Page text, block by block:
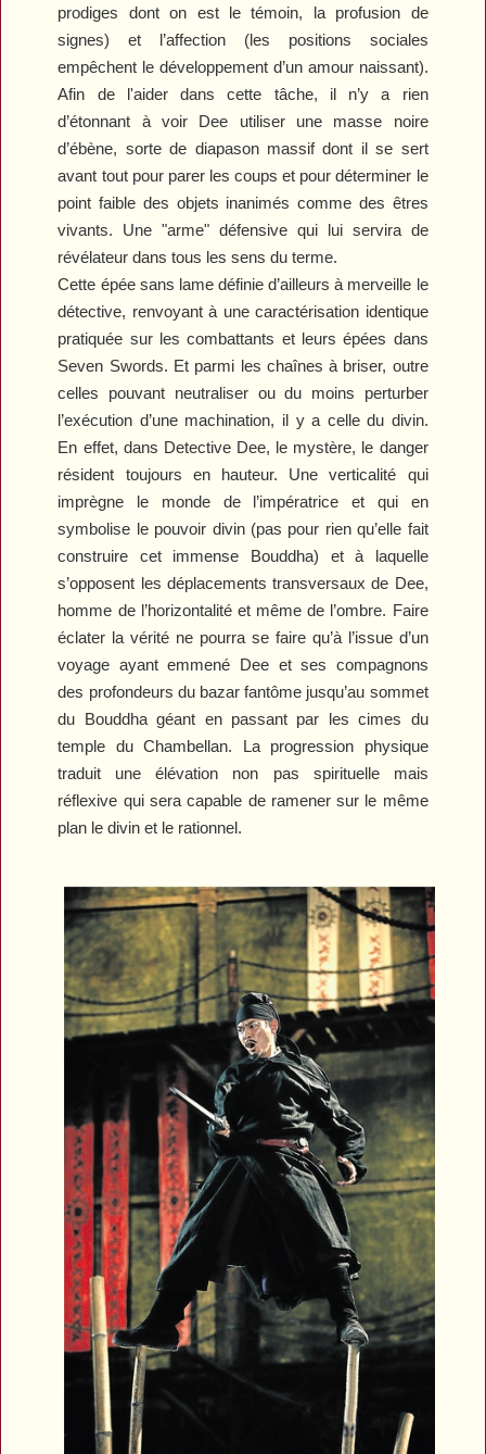
prodiges dont on est le témoin, la profusion de
signes) et l’affection (les positions sociales
empêchent le développement d’un amour naissant).
Afin de l'aider dans cette tâche, il n’y a rien
d’étonnant à voir Dee utiliser une masse noire
d’ébène, sorte de diapason massif dont il se sert
avant tout pour parer les coups et pour déterminer le
point faible des objets inanimés comme des êtres
vivants. Une "arme" défensive qui lui servira de
révélateur dans tous les sens du terme.
Cette épée sans lame définie d’ailleurs à merveille le
détective, renvoyant à une caractérisation identique
pratiquée sur les combattants et leurs épées dans
Seven Swords. Et parmi les chaînes à briser, outre
celles pouvant neutraliser ou du moins perturber
l’exécution d’une machination, il y a celle du divin.
En effet, dans Detective Dee, le mystère, le danger
résident toujours en hauteur. Une verticalité qui
imprègne le monde de l’impératrice et qui en
symbolise le pouvoir divin (pas pour rien qu’elle fait
construire cet immense Bouddha) et à laquelle
s’opposent les déplacements transversaux de Dee,
homme de l’horizontalité et même de l’ombre. Faire
éclater la vérité ne pourra se faire qu’à l’issue d’un
voyage ayant emmené Dee et ses compagnons
des profondeurs du bazar fantôme jusqu’au sommet
du Bouddha géant en passant par les cimes du
temple du Chambellan. La progression physique
traduit une élévation non pas spirituelle mais
réflexive qui sera capable de ramener sur le même
plan le divin et le rationnel.